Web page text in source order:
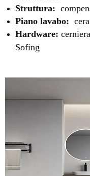
Struttura:
Piano lavabo:
Hardware:
Sofing